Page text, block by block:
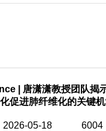
| 唐潇潇教授团队揭
促进肺纤维化的关键
2026-05-18 6004